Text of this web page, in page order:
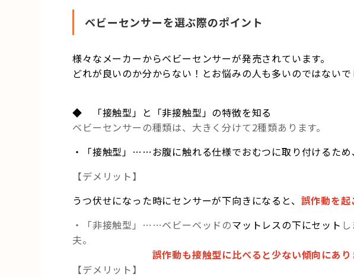
ベビーセンサーを選ぶ際のポイント
様々なメーカーからベビーセンサーが発売されています。
どれが良いのか分からない！とお悩みの人も多いのではないで
◆ 「接触型」と「非接触型」の特徴を知る
ベビーセンサーの種類は、大きく分けて2種類あります。
・「接触型」……お腹に触れる仕様でおむつに取り付けるため
【デメリット】
うつ伏せになった時にセンサーが下向きになると、 誤作動を起
・「非接触型」……ベビーベッドのマットレスの下にセット
夫。
誤作動も接触型に比べると少ない傾向にあり
【デメリット】